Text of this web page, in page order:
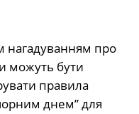
нагадуванням про
можуть бути
правила
днем” для